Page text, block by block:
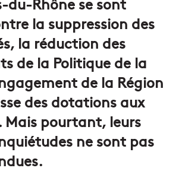
la suppression des
la réduction des
de la Politique de la
de la Région
des dotations aux
Mais pourtant, leurs
ne sont pas